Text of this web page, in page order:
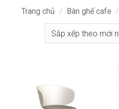
Trang chủ / Bàn ghế cafe /